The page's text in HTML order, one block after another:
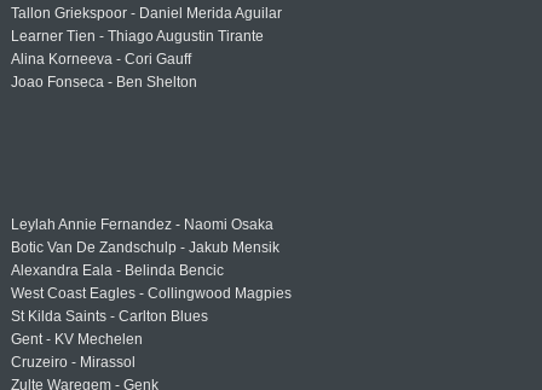
Tallon Griekspoor - Daniel Merida Aguilar
Learner Tien - Thiago Augustin Tirante
Alina Korneeva - Cori Gauff
Joao Fonseca - Ben Shelton
Leylah Annie Fernandez - Naomi Osaka
Botic Van De Zandschulp - Jakub Mensik
Alexandra Eala - Belinda Bencic
West Coast Eagles - Collingwood Magpies
St Kilda Saints - Carlton Blues
Gent - KV Mechelen
Cruzeiro - Mirassol
Zulte Waregem - Genk